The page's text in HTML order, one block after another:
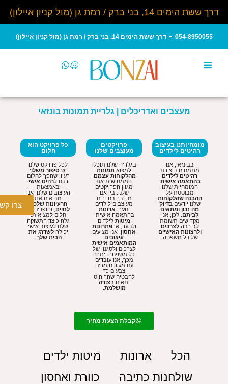
דרך ששת הימים 14, בני ברק / רמת גן (מול קניון איילון)
054-8950055 דרך ששת הימים 14, בני ברק / רמת גן (מול קניון איילון)
מעצבים ואדריכלים | גלריית תמונות בונזאי
מומחיותנו בעיצוב
רהיטים לילדים
בבונזאי, אנו
מתמחים ביצירת
רהיטים לילדים
בהתאמה אישית.
המומחיות שלנו
מבוססת על
ההבנה שהלקוחות
שלנו יודעיםבדיוק
מה נכון ומתאים
לביתם . לכן, אנו
מקדישים תשומת
לב רבהלצרכים
ולרצונות האישיים
של כל משפחה.
פרויקטים
מעוצבים שלנו
בגלריה שלנו תוכלו
למצוא תמונות
מהלקוחות עצמם
הממחישות את
מגוון הפרויקטים
שלנו. בין אם
מדובר בחדרים
מעוצבים לילדים
ונוער, ארונות
בהתאמה אישית,
מיטות לילדים
ולנוער, אופתרונות
אחסון , אנו מציעים
עיצובים
המותאמים אישית
לצרכים ולסגנון של
כל משפחה. יתרה
מכך, אנו עובדים
עם מגוון חומרים
וצבעים כדי
להבטיח שהריהוט
יתאים בצורה
מושלמת
כל פרויקט הוא
חלום
לכל פרויקט שלנו
יש סיפור משלו:
רעיון שהפך לחלום
ורקח לרהיט אישי
באמצעות
העיצובים שלנו, אנו
מביאים את
הרעיונות שלכם
לחיים , והופכים כל
חלום למציאות.
גלה כיצד התשוקה
שלנו לעיצוב אישי
יכולהלשדרג את
הבית שלך
קבלת הצעת מחיר
הכל ארונות
מיטות ילדים
שולחנות כתיבה
כוורת ואחסון
צרו